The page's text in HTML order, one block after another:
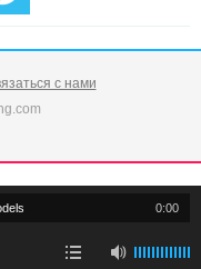
с нами
0:00